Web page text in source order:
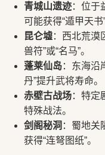
青城山遗迹：位于
可能获得“遁甲天书”
昆仑墟：西北荒漠
兽符”或“名马”。
蓬莱仙岛：东海沿
丹”提升武将寿命。
赤壁古战场：特定
特殊战法。
剑阁秘洞 ：蜀地关
获得“连弩图纸”。